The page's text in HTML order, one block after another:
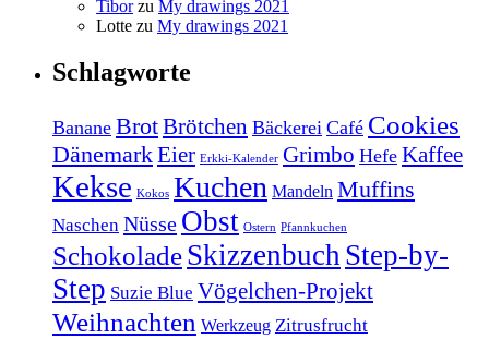
Tiborzu My drawings 2021
Lotte zu My drawings 2021
Schlagworte
Banane BrotBrötchen Bäckerei Café Cookies
DänemarkEier Erkki-Kalender Grimbo Hefe Kaffee
Kekse Kokos Kuchen Mandeln Muffins
Naschen Nüsse Obst Ostern Pfannkuchen
SchokoladeSkizzenbuch Step-by-
Step Suzie Blue Vögelchen-Projekt
Weihnachten Werkzeug Zitrusfrucht